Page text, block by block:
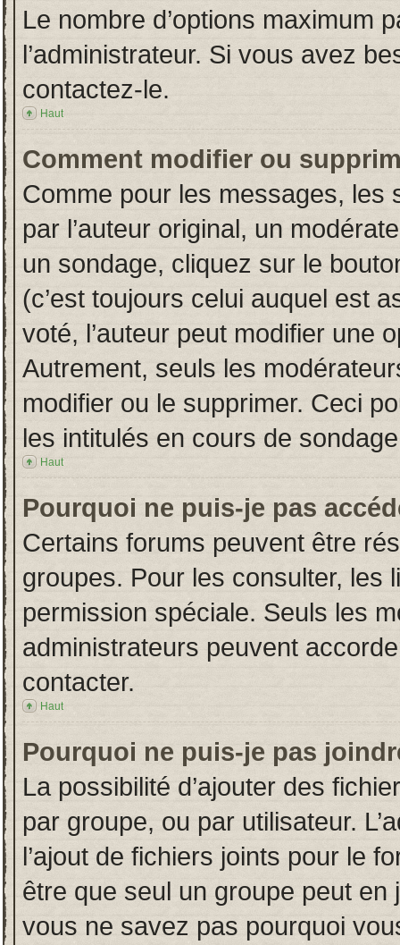
Le nombre d’options maximum
l’administrateur. Si vous avez
contactez-le.
Haut
Comment modifier ou
Comme pour les messages, les
par l’auteur original, un
un sondage, cliquez sur le
(c’est toujours celui auquel est
voté, l’auteur peut modifier une
Autrement, seuls les
modifier ou le supprimer. Ceci
les intitulés en cours de
Haut
Pourquoi ne puis-je pas
Certains forums peuvent être
groupes. Pour les consulter, les
permission spéciale. Seuls les
administrateurs peuvent
contacter.
Haut
Pourquoi ne puis-je pas
La possibilité d’ajouter des
par groupe, ou par utilisateur.
l’ajout de fichiers joints pour le
être que seul un groupe peut en
vous ne savez pas pourquoi